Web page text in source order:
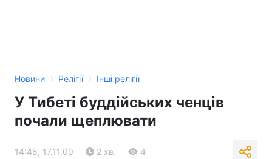
Новини › Релігії › Інші релігії
У Тибеті буддійських ченців
почали щеплювати
14:48, 17.11.09 2 хв. 4